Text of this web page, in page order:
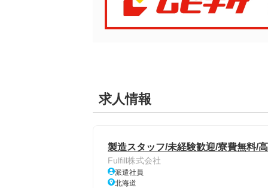
求人情報
製造スタッフ/未経験歓迎/寮費無料/
Fulfill株式会社
派遣社員
北海道